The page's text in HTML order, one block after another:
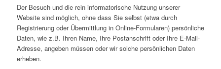
Der Besuch und die rein informatorische Nutzung unserer
Website sind möglich, ohne dass Sie selbst (etwa durch
Registrierung oder Übermittlung in Online-Formularen) persönliche
Daten, wie z.B. Ihren Name, Ihre Postanschrift oder Ihre E-Mail-
Adresse, angeben müssen oder wir solche persönlichen Daten
erheben.